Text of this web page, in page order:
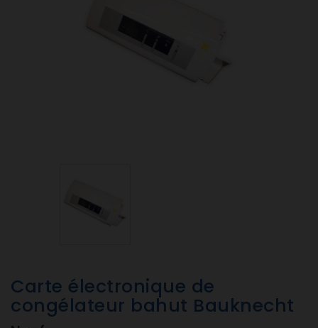
Carte électronique de
congélateur bahut Bauknecht